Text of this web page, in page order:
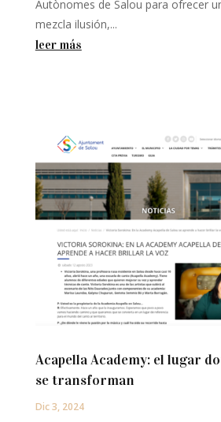
Autònomes de Salou para ofrecer
mezcla ilusión,...
leer más
Acapella Academy: el lugar
se transforman
Dic 3, 2024